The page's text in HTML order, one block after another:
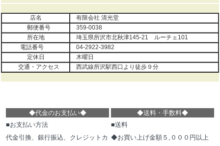
店名
有限会社 清光堂
郵便番号
359-0038
所在地
埼玉県所沢市北秋津145-21 ルーチェ101
電話番号
04-2922-3982
定休日
木曜日
交通・アクセス
西武線所沢駅西口より徒歩９分
◆代金のお支払い◆
■お支払い方法
代金引換、銀行振込、クレジットカ
◆送料・手数料◆
■送料
◆お買い上げ金額５,０００円以上